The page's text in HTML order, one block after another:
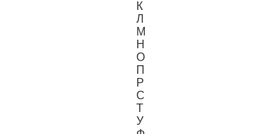
К
Л
М
Н
О
П
Р
С
Т
У